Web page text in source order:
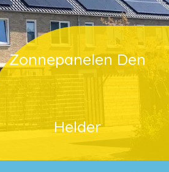
Zonnepanelen Den
Helder